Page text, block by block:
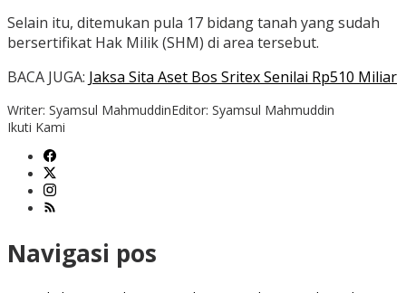
Selain itu, ditemukan pula 17 bidang tanah yang sudah
bersertifikat Hak Milik (SHM) di area tersebut.
BACA JUGA: Jaksa Sita Aset Bos Sritex Senilai Rp510 Miliar
Writer: Syamsul MahmuddinEditor: Syamsul Mahmuddin
Ikuti Kami
Navigasi pos